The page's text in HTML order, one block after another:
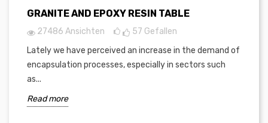
GRANITE AND EPOXY RESIN TABLE
27486 Ansichten 57 Gefallen
Lately we have perceived an increase in the demand of
encapsulation processes, especially in sectors such
as...
Read more